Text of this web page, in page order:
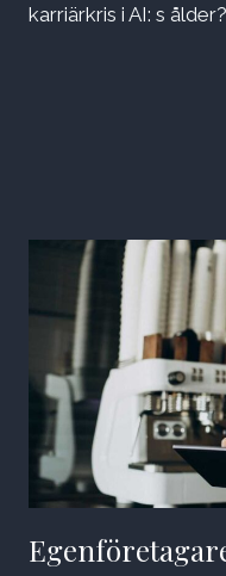
karriärkris i AI: s ålder?